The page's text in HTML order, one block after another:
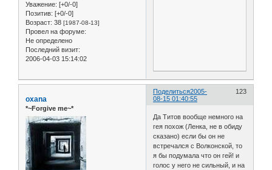
Уважение: [+0/-0]
Позитив: [+0/-0]
Возраст: 38 [1987-08-13]
Провел на форуме:
Не определено
Последний визит:
2006-04-03 15:14:02
Поделиться 123
2005-
08-15 01:40:55
oxana
*~Forgive me~*
Да Титов вообще немного на
гея похож (Ленка, не в обиду
сказано) если бы он не
встречался с Волконской, то
я бы подумала что он гей! и
голос у него не сильный, и на